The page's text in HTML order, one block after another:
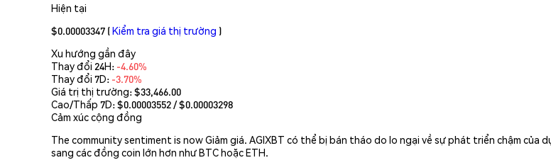
Hiện tại
$0.00003347 (Kiểm tra giá thị trường )
Xu hướng gần đây
Thay đổi 24H: -4.60%
Thay đổi 7D: -3.70%
Giá trị thị trường:$33,466.00
Cao/Thấp 7D: $0.00003552/ $0.00003298
Cảm xúc cộng đồng
The community sentiment is now Giảm giá. AGIXBT có thể bị bán tháo do lo ngại về sự phát triển chậm
sang các đồng coin lớn hơn như BTC hoặc ETH.